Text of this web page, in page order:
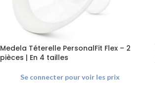
Medela Téterelle PersonalFit Flex – 2
pièces | En 4 tailles
Se connecter pour voir les prix